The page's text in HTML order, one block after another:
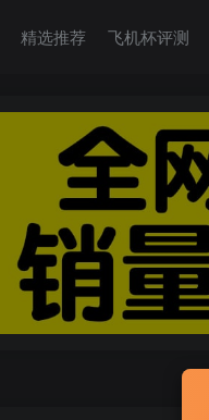
精选推荐 飞机杯评测